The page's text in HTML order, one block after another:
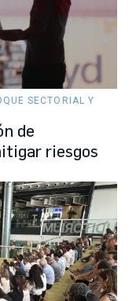
SECTORIAL Y
de
riesgos